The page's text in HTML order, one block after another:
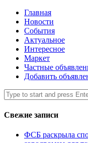
Главная
Новости
События
Актуальное
Интересное
Маркет
Частные
Добавить
Search
for:
Свежие записи
ФСБ раскрыла